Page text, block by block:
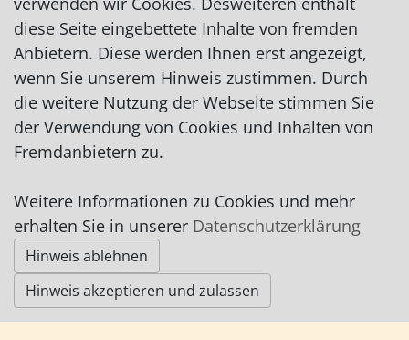
Impressum |Datenschutz|AGB
© Worpswede24 2015-2026
diese Seite eingebettete Inhalte von fremden
Anbietern. Diese werden Ihnen erst angezeigt,
wenn Sie unserem Hinweis zustimmen. Durch
die weitere Nutzung der Webseite stimmen Sie
der Verwendung von Cookies und Inhalten von
Fremdanbietern zu.
Weitere Informationen zu Cookies und mehr
erhalten Sie in unserer Datenschutzerklärung
Hinweis ablehnen
Hinweis akzeptieren und zulassen